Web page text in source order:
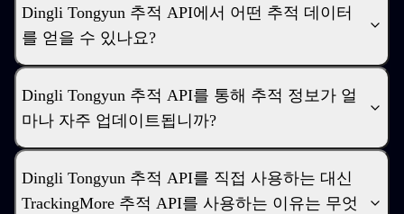
Dingli Tongyun 추적 API에서 어떤 추적 데이터
를 얻을 수 있나요?
Dingli Tongyun 추적 API를 통해 추적 정보가 얼
마나 자주 업데이트됩니까?
Dingli Tongyun 추적 API를 직접 사용하는 대신
TrackingMore 추적 API를 사용하는 이유는 무엇